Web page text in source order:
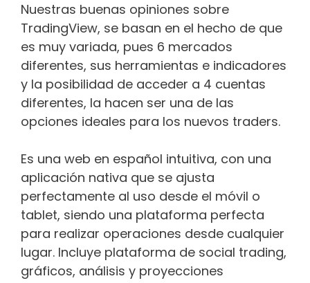
Nuestras buenas opiniones sobre
TradingView, se basan en el hecho de que
es muy variada, pues 6 mercados
diferentes, sus herramientas e indicadores
y la posibilidad de acceder a 4 cuentas
diferentes, la hacen ser una de las
opciones ideales para los nuevos traders.
Es una web en español intuitiva, con una
aplicación nativa que se ajusta
perfectamente al uso desde el móvil o
tablet, siendo una plataforma perfecta
para realizar operaciones desde cualquier
lugar. Incluye plataforma de social trading,
gráficos, análisis y proyecciones